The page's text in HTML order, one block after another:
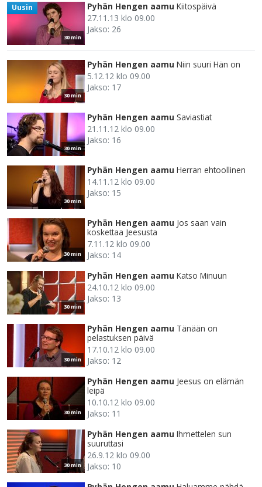
30 min
Uusin Pyhän Hengen aamu Kiitospäivä
27.11.13 klo 09.00
Jakso: 26
30 min
Pyhän Hengen aamu Niin suuri Hän on
5.12.12 klo 09.00
Jakso: 17
30 min
Pyhän Hengen aamu Saviastiat
21.11.12 klo 09.00
Jakso: 16
30 min
Pyhän Hengen aamu Herran ehtoollinen
14.11.12 klo 09.00
Jakso: 15
30 min
Pyhän Hengen aamu Jos saan vain
koskettaa Jeesusta
7.11.12 klo 09.00
Jakso: 14
30 min
Pyhän Hengen aamu Katso Minuun
24.10.12 klo 09.00
Jakso: 13
30 min
Pyhän Hengen aamu Tänään on
pelastuksen päivä
17.10.12 klo 09.00
Jakso: 12
30 min
Pyhän Hengen aamu Jeesus on elämän
leipä
10.10.12 klo 09.00
Jakso: 11
30 min
Pyhän Hengen aamu Ihmettelen sun
suuruttasi
26.9.12 klo 09.00
Jakso: 10